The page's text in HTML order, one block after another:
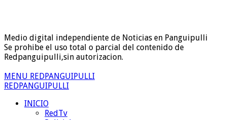
Medio digital independiente de Noticias en Panguipulli
Se prohibe el uso total o parcial del contenido de
Redpanguipulli,sin autorizacion.
MENU REDPANGUIPULLI
REDPANGUIPULLI
INICIO
RedTv